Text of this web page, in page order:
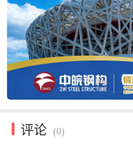
评论 (0)